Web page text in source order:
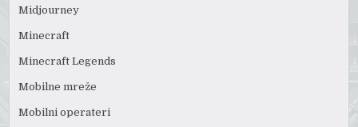
Midjourney
Minecraft
Minecraft Legends
Mobilne mreže
Mobilni operateri